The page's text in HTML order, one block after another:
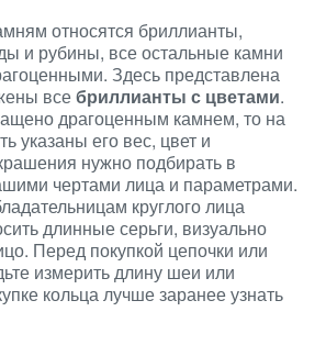
относятся бриллианты,
и рубины, все остальные камни
Здесь представлена
всебриллианты с цветами.
драгоценным камнем, то на
указаны его вес, цвет и
нужно подбирать в
чертами лица и параметрами.
круглого лица
длинные серьги, визуально
Перед покупкой цепочки или
измерить длину шеи или
кольца лучше заранее узнать